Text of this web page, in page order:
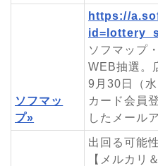
ソフマッ
プ»
https://
ソフマップ
WEB抽選。
9月30日（
カード会員
したメール
出回る可能
【メルカリ